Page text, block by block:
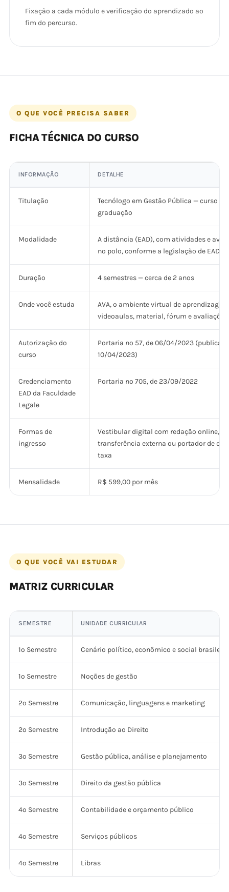
Fixação a cada módulo e verificação do aprendizado ao
fim do percurso.
O QUE VOCÊ PRECISA SABER
FICHA TÉCNICA DO CURSO
INFORMAÇÃO DETALHE
Titulação
Tecnólogo em Gestão Pública — curso
graduação
Modalidade
A distância (EAD), com atividades e
no polo, conforme a legislação de EAD
Duração 4 semestres — cerca de 2 anos
Onde você estuda
AVA, o ambiente virtual de
videoaulas, material, fórum e
Autorização do
curso
Portaria nº 57, de 06/04/2023 (publicada
10/04/2023)
Credenciamento
EAD da Faculdade
Legale
Portaria nº 705, de 23/09/2022
Formas de
ingresso
Vestibular digital com redação online,
transferência externa ou portador de
taxa
Mensalidade R$ 599,00 por mês
O QUE VOCÊ VAI ESTUDAR
MATRIZ CURRICULAR
SEMESTRE UNIDADE CURRICULAR
1º Semestre Cenário político, econômico e social brasileiro
1º Semestre Noções de gestão
2º Semestre Comunicação, linguagens e marketing
2º Semestre Introdução ao Direito
3º Semestre Gestão pública, análise e planejamento
3º Semestre Direito da gestão pública
4º Semestre Contabilidade e orçamento público
4º Semestre Serviços públicos
4º Semestre Libras